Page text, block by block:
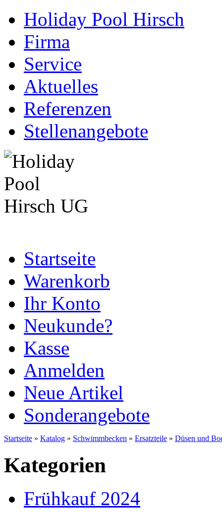
Holiday Pool Hirsch
Firma
Service
Aktuelles
Referenzen
Stellenangebote
Startseite
Warenkorb
Ihr Konto
Neukunde?
Kasse
Anmelden
Neue Artikel
Sonderangebote
Startseite » Katalog » Schwimmbecken » Ersatzteile » Düsen und
Kategorien
Frühkauf 2024